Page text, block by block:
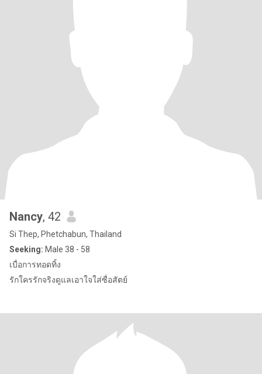
Nancy, 42
Si Thep, Phetchabun, Thailand
Seeking: Male 38 - 58
เบื่อการทอดทิ้ง
รักใครรักจริงดูแลเอาใจใส่ซื่อสัตย์